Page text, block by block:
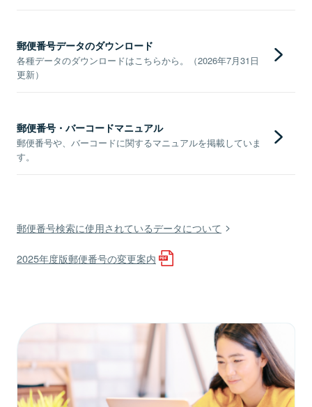
郵便番号データのダウンロード
各種データのダウンロードはこちらから。（2026年7月31日
更新）
郵便番号・バーコードマニュアル
郵便番号や、バーコードに関するマニュアルを掲載していま
す。
郵便番号検索に使用されているデータについて
2025年度版郵便番号の変更案内